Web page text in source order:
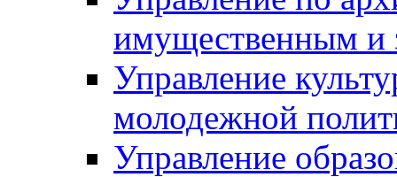
имущественным и
Управление
молодежной
Управление